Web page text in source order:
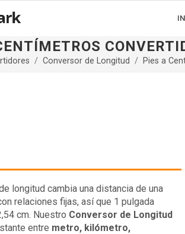
Conversor de Longitud Pies a
longitud cambia una distancia de una
relaciones fijas, así que 1 pulgada
cm. Nuestro Conversor de Longitud
entre metro, kilómetro,